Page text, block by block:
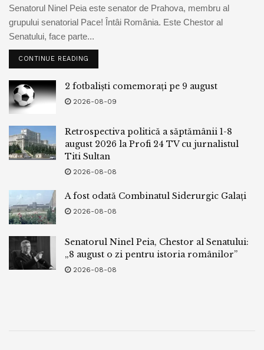
Senatorul Ninel Peia este senator de Prahova, membru al
grupului senatorial Pace! Întâi România. Este Chestor al
Senatului, face parte...
CONTINUE READING
2 fotbaliști comemorați pe 9 august
2026-08-09
Retrospectiva politică a săptămânii 1-8
august 2026 la Profi 24 TV cu jurnalistul
Titi Sultan
2026-08-08
A fost odată Combinatul Siderurgic Galați
2026-08-08
Senatorul Ninel Peia, Chestor al Senatului:
„8 august o zi pentru istoria românilor”
2026-08-08